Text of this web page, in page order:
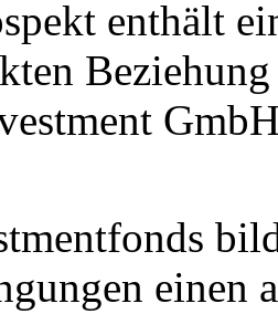
enthält
einen